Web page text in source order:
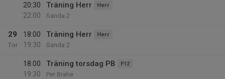
20:30
22:00
Träning Herr Herr
Sanda 2
29
Tor
18:00
19:30
Träning Herr Herr
Sanda 2
18:00
19:30
Träning torsdag PB F12
Per Brahe